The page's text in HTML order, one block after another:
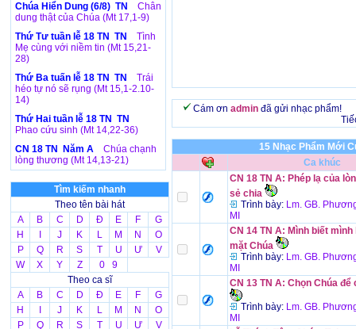
Chúa Hiển Dung (6/8) TN
Chân
dung thật của Chúa (Mt 17,1-9)
Thứ Tư tuần lễ 18 TN TN
Tình
Mẹ cùng với niềm tin (Mt 15,21-
28)
Thứ Ba tuấn lễ 18 TN TN
Trái
héo tự nó sẽ rụng (Mt 15,1-2.10-
14)
Thứ Hai tuần lễ 18 TN TN
Phao cứu sinh (Mt 14,22-36)
CN 18 TN Năm A
Chúa chạnh
lòng thương (Mt 14,13-21)
Tìm kiếm nhanh
Theo tên bài hát
A
B C D Đ E F
G
H
J K L M N
O
P
Q R S T U Ư
V
W
X Y Z
0 9
Theo ca sĩ
A
B C D Đ E F
G
H
J K L M N
O
P
Q R S T U Ư
V
Cám ơn admin đã gửi nhạc phẩm!
15 Nhạc Phẩm Mới
Ca khúc
CN 18 TN A: Phép lạ của
sẻ chia
Trình bày: Lm. GB.
MI
CN 14 TN A: Mình biết
mặt Chúa
Trình bày: Lm. GB.
MI
CN 13 TN A: Chọn Chúa để
Trình bày: Lm. GB.
MI